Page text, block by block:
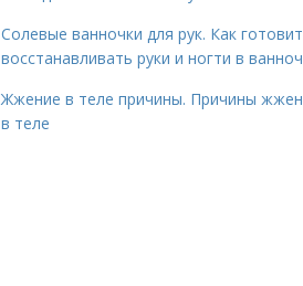
Солевые ванночки для рук. Как
восстанавливать руки и ногти в
Жжение в теле причины. Причины
в теле